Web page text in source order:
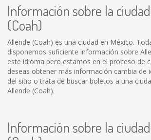
Información sobre la
(Coah)
Allende (Coah) es una ciudad en México.
disponemos suficiente información sobre
este idioma pero estamos en el proceso de
deseas obtener más información cambia de
del sitio o trata de buscar boletos a una
Allende (Coah).
Información sobre la